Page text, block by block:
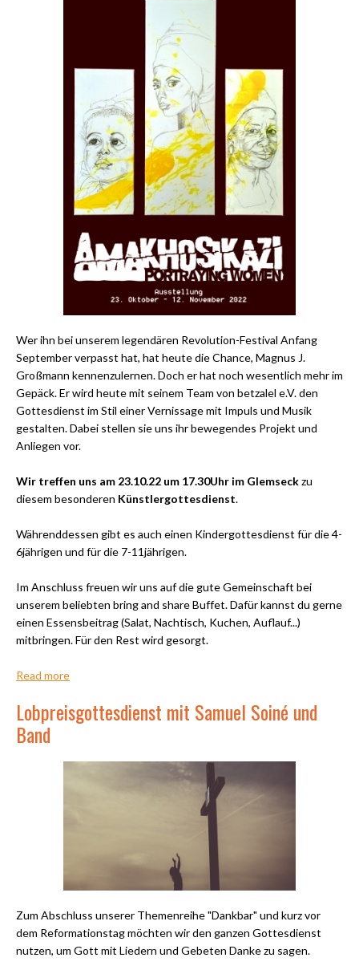
Wer ihn bei unserem legendären Revolution-Festival Anfang
September verpasst hat, hat heute die Chance, Magnus J.
Großmann kennenzulernen. Doch er hat noch wesentlich mehr im
Gepäck. Er wird heute mit seinem Team von betzalel e.V. den
Gottesdienst im Stil einer Vernissage mit Impuls und Musik
gestalten. Dabei stellen sie uns ihr bewegendes Projekt und
Anliegen vor.
Wir treffen uns am 23.10.22 um 17.30Uhr im Glemseckzu
diesem besonderen Künstlergottesdienst.
Währenddessen gibt es auch einen Kindergottesdienst für die 4-
6jährigen und für die 7-11jährigen.
Im Anschluss freuen wir uns auf die gute Gemeinschaft bei
unserem beliebten bring and share Buffet. Dafür kannst du gerne
einen Essensbeitrag (Salat, Nachtisch, Kuchen, Auflauf...)
mitbringen. Für den Rest wird gesorgt.
Read more
Lobpreisgottesdienst mit Samuel Soiné und
Band
Zum Abschluss unserer Themenreihe "Dankbar" und kurz vor
dem Reformationstag möchten wir den ganzen Gottesdienst
nutzen, um Gott mit Liedern und Gebeten Danke zu sagen.